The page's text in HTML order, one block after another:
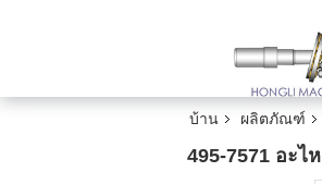
บ้าน ผลิตภัณฑ์
495-7571 อะไ